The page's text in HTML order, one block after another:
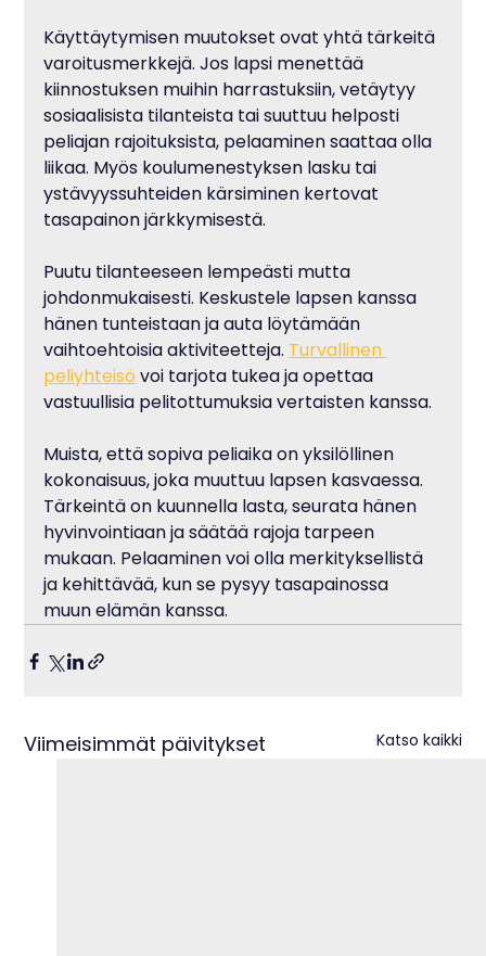
Käyttäytymisen muutokset ovat yhtä tärkeitä
varoitusmerkkejä. Jos lapsi menettää
kiinnostuksen muihin harrastuksiin, vetäytyy
sosiaalisista tilanteista tai suuttuu helposti
peliajan rajoituksista, pelaaminen saattaa olla
liikaa. Myös koulumenestyksen lasku tai
ystävyyssuhteiden kärsiminen kertovat
tasapainon järkkymisestä.
Puutu tilanteeseen lempeästi mutta
johdonmukaisesti. Keskustele lapsen kanssa
hänen tunteistaan ja auta löytämään
vaihtoehtoisia aktiviteetteja. Turvallinen
peliyhteisö voi tarjota tukea ja opettaa
vastuullisia pelitottumuksia vertaisten kanssa.
Muista, että sopiva peliaika on yksilöllinen
kokonaisuus, joka muuttuu lapsen kasvaessa.
Tärkeintä on kuunnella lasta, seurata hänen
hyvinvointiaan ja säätää rajoja tarpeen
mukaan. Pelaaminen voi olla merkityksellistä
ja kehittävää, kun se pysyy tasapainossa
muun elämän kanssa.
Viimeisimmät päivitykset Katso kaikki